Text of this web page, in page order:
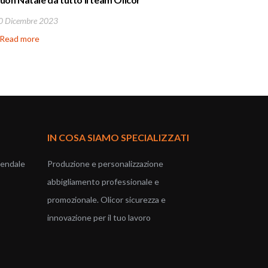
Dicembre 2023
Read more
IN COSA SIAMO SPECIALIZZATI
Produzione e personalizzazione
abbigliamento professionale e
promozionale. Olicor sicurezza e
innovazione per il tuo lavoro